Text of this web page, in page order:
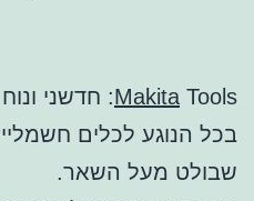
Makita Tools: חדשני ונוח
בכל הנוגע לכלים
שבולט מעל השאר.